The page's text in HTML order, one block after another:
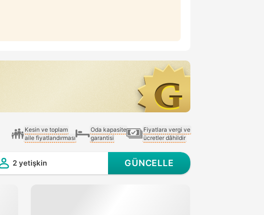
Kesin ve toplam
aile fiyatlandırması
Oda kapasite
garantisi
Fiyatlara vergi ve
ücretler dâhildir
2 yetişkin GÜNCELLE